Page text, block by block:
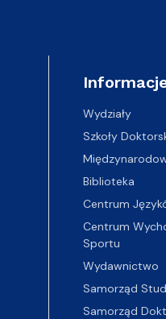
Wydziały
Szkoły
Biblioteka
Centrum
Centrum
Sportu
Wydawnictwo
Samorząd
Samorząd